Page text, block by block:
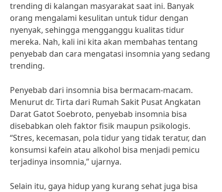
trending di kalangan masyarakat saat ini. Banyak
orang mengalami kesulitan untuk tidur dengan
nyenyak, sehingga mengganggu kualitas tidur
mereka. Nah, kali ini kita akan membahas tentang
penyebab dan cara mengatasi insomnia yang sedang
trending.
Penyebab dari insomnia bisa bermacam-macam.
Menurut dr. Tirta dari Rumah Sakit Pusat Angkatan
Darat Gatot Soebroto, penyebab insomnia bisa
disebabkan oleh faktor fisik maupun psikologis.
“Stres, kecemasan, pola tidur yang tidak teratur, dan
konsumsi kafein atau alkohol bisa menjadi pemicu
terjadinya insomnia,” ujarnya.
Selain itu, gaya hidup yang kurang sehat juga bisa